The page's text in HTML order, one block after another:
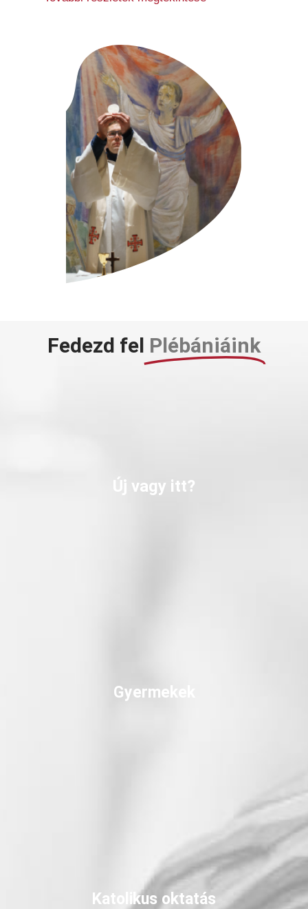
Fedezd fel Plébániáink
Új vagy itt?
Gyermekek
Katolikus oktatás